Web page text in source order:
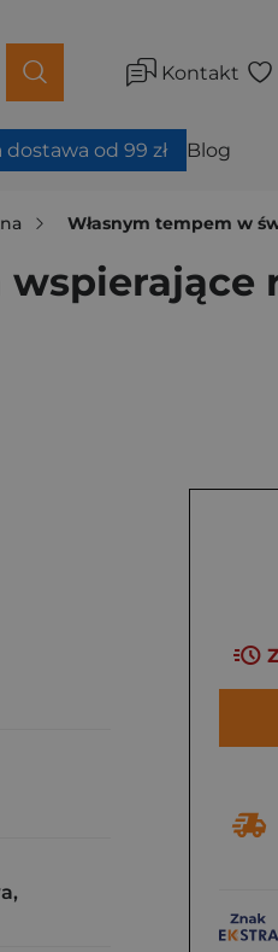
Kontakt
od 99 zł Blog
Własnym tempem w świecie figur